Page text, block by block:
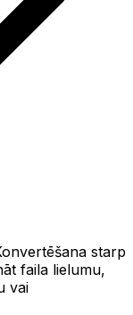
starp
faila lielumu,
vai